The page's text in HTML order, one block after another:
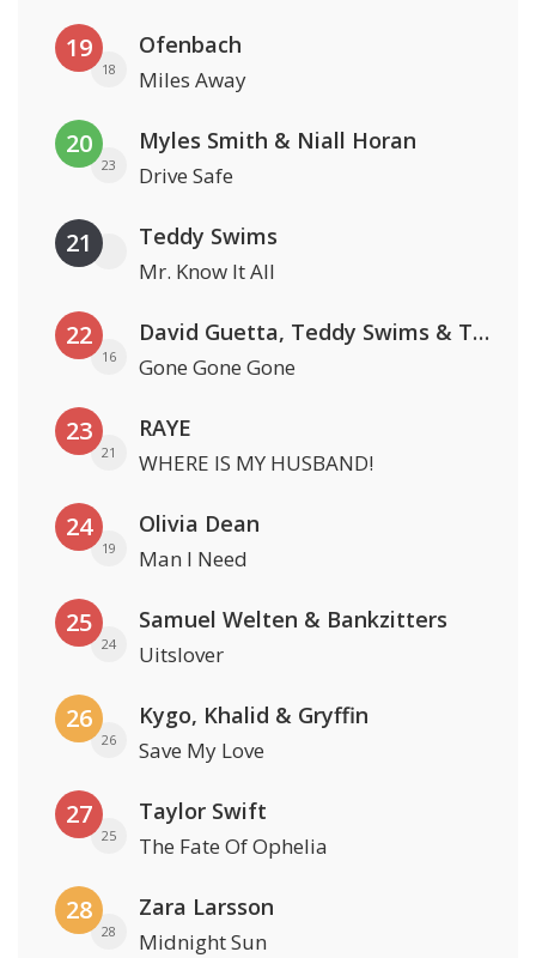
19
18
Ofenbach
Miles Away
20
23
Myles Smith & Niall Horan
Drive Safe
21 Teddy Swims
Mr. Know It All
22
16
David Guetta, Teddy Swims & Tones And I
Gone Gone Gone
23
21
RAYE
WHERE IS MY HUSBAND!
24
19
Olivia Dean
Man I Need
25
24
Samuel Welten & Bankzitters
Uitslover
26
26
Kygo, Khalid & Gryffin
Save My Love
27
25
Taylor Swift
The Fate Of Ophelia
28
28
Zara Larsson
Midnight Sun